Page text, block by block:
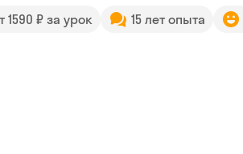
1590 ₽ за урок 15 лет опыта